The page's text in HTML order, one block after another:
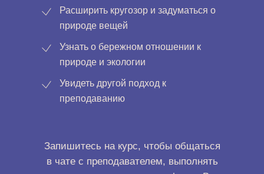
Расширить кругозор и задуматься о
природе вещей
Запишитесь на курс, чтобы общаться
в чате с преподавателем, выполнять
Узнать о бережном отношении к
природе и экологии
Увидеть другой подход к
преподаванию